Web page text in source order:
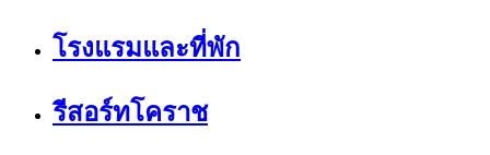
โรงแรมและที่พัก
รีสอร์ทโคราช